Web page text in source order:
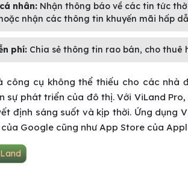
nhân: Nhận thông báo về các tin tức
nhận các thông tin khuyến mãi hấp
phí: Chia sẻ thông tin rao bán, cho
công cụ không thể thiếu cho các
sự phát triển của đô thị. Với ViLand
định sáng suốt và kịp thời. Ứng dụng
của Google cũng như App Store của